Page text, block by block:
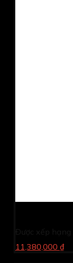
Được xếp hạng
11,380,000 ₫